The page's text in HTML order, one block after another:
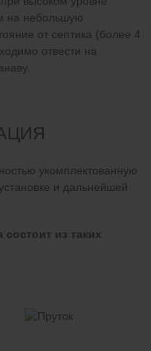
на небольшую
от септика (более 4
отвести на
укомплектованную
и дальнейшей
состоит из таких